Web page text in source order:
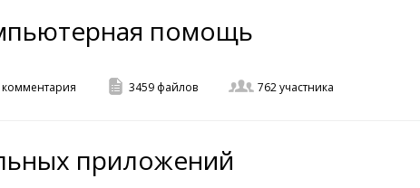
помощь
комментария 3459 файлов 762участника
приложений